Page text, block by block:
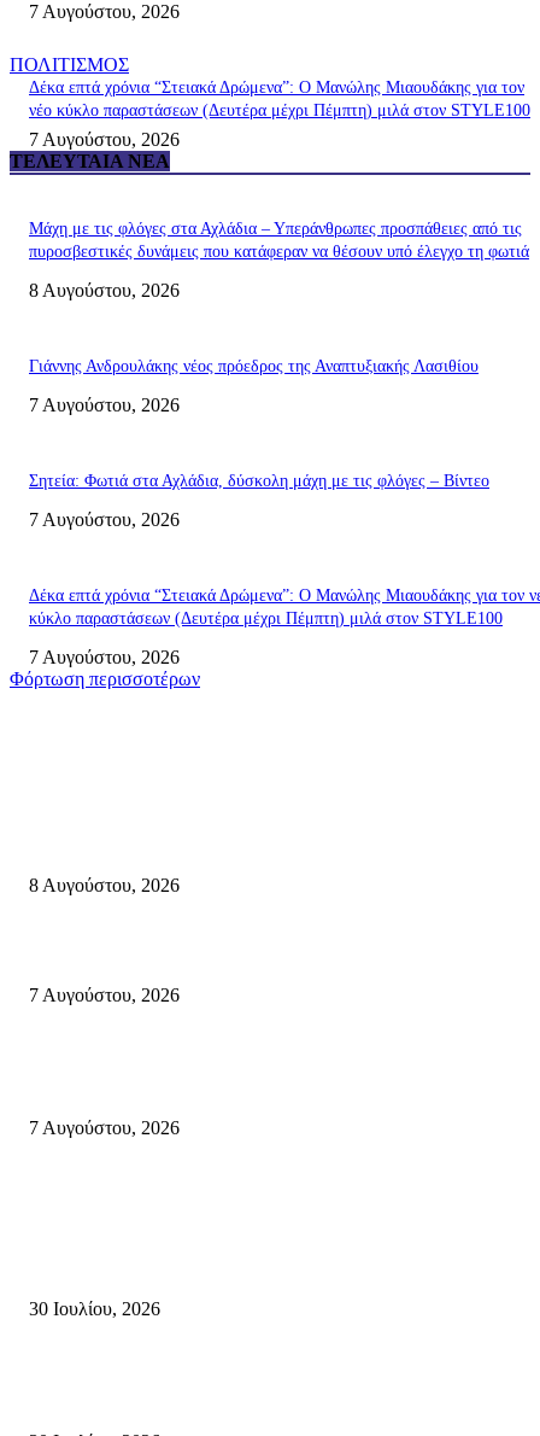
7 Αυγούστου, 2026
ΠΟΛΙΤΙΣΜΟΣ
Δέκα επτά χρόνια “Στειακά Δρώμενα”: Ο Μανώλης Μιαουδάκης για τον
νέο κύκλο παραστάσεων (Δευτέρα μέχρι Πέμπτη) μιλά στον STYLE100
7 Αυγούστου, 2026
ΤΕΛΕΥΤΑΊΑ ΝΈΑ
Μάχη με τις φλόγες στα Αχλάδια – Υπεράνθρωπες προσπάθειες από τις
πυροσβεστικές δυνάμεις που κατάφεραν να θέσουν υπό έλεγχο τη φωτιά
8 Αυγούστου, 2026
Γιάννης Ανδρουλάκης νέος πρόεδρος της Αναπτυξιακής Λασιθίου
7 Αυγούστου, 2026
Σητεία: Φωτιά στα Αχλάδια, δύσκολη μάχη με τις φλόγες – Βίντεο
7 Αυγούστου, 2026
Δέκα επτά χρόνια “Στειακά Δρώμενα”: Ο Μανώλης Μιαουδάκης για τον
κύκλο παραστάσεων (Δευτέρα μέχρι Πέμπτη) μιλά στον STYLE100
7 Αυγούστου, 2026
Φόρτωση περισσοτέρων
8 Αυγούστου, 2026
7 Αυγούστου, 2026
7 Αυγούστου, 2026
30 Ιουλίου, 2026